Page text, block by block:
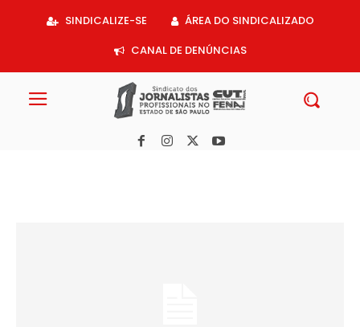
SINDICALIZE-SE
ÁREA DO SINDICALIZADO
CANAL DE DENÚNCIAS